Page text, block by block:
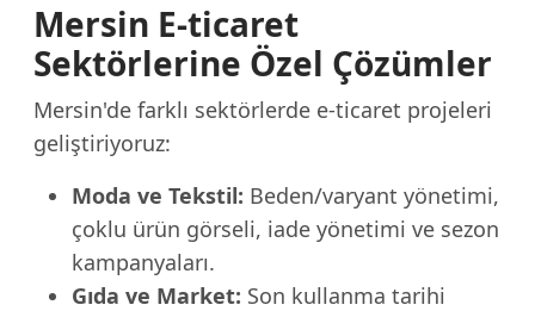
Mersin E-ticaret
Sektörlerine Özel Çözümler
Mersin'de farklı sektörlerde e-ticaret projeleri
geliştiriyoruz:
Moda ve Tekstil: Beden/varyant yönetimi,
çoklu ürün görseli, iade yönetimi ve sezon
kampanyaları.
Gıda ve Market: Son kullanma tarihi